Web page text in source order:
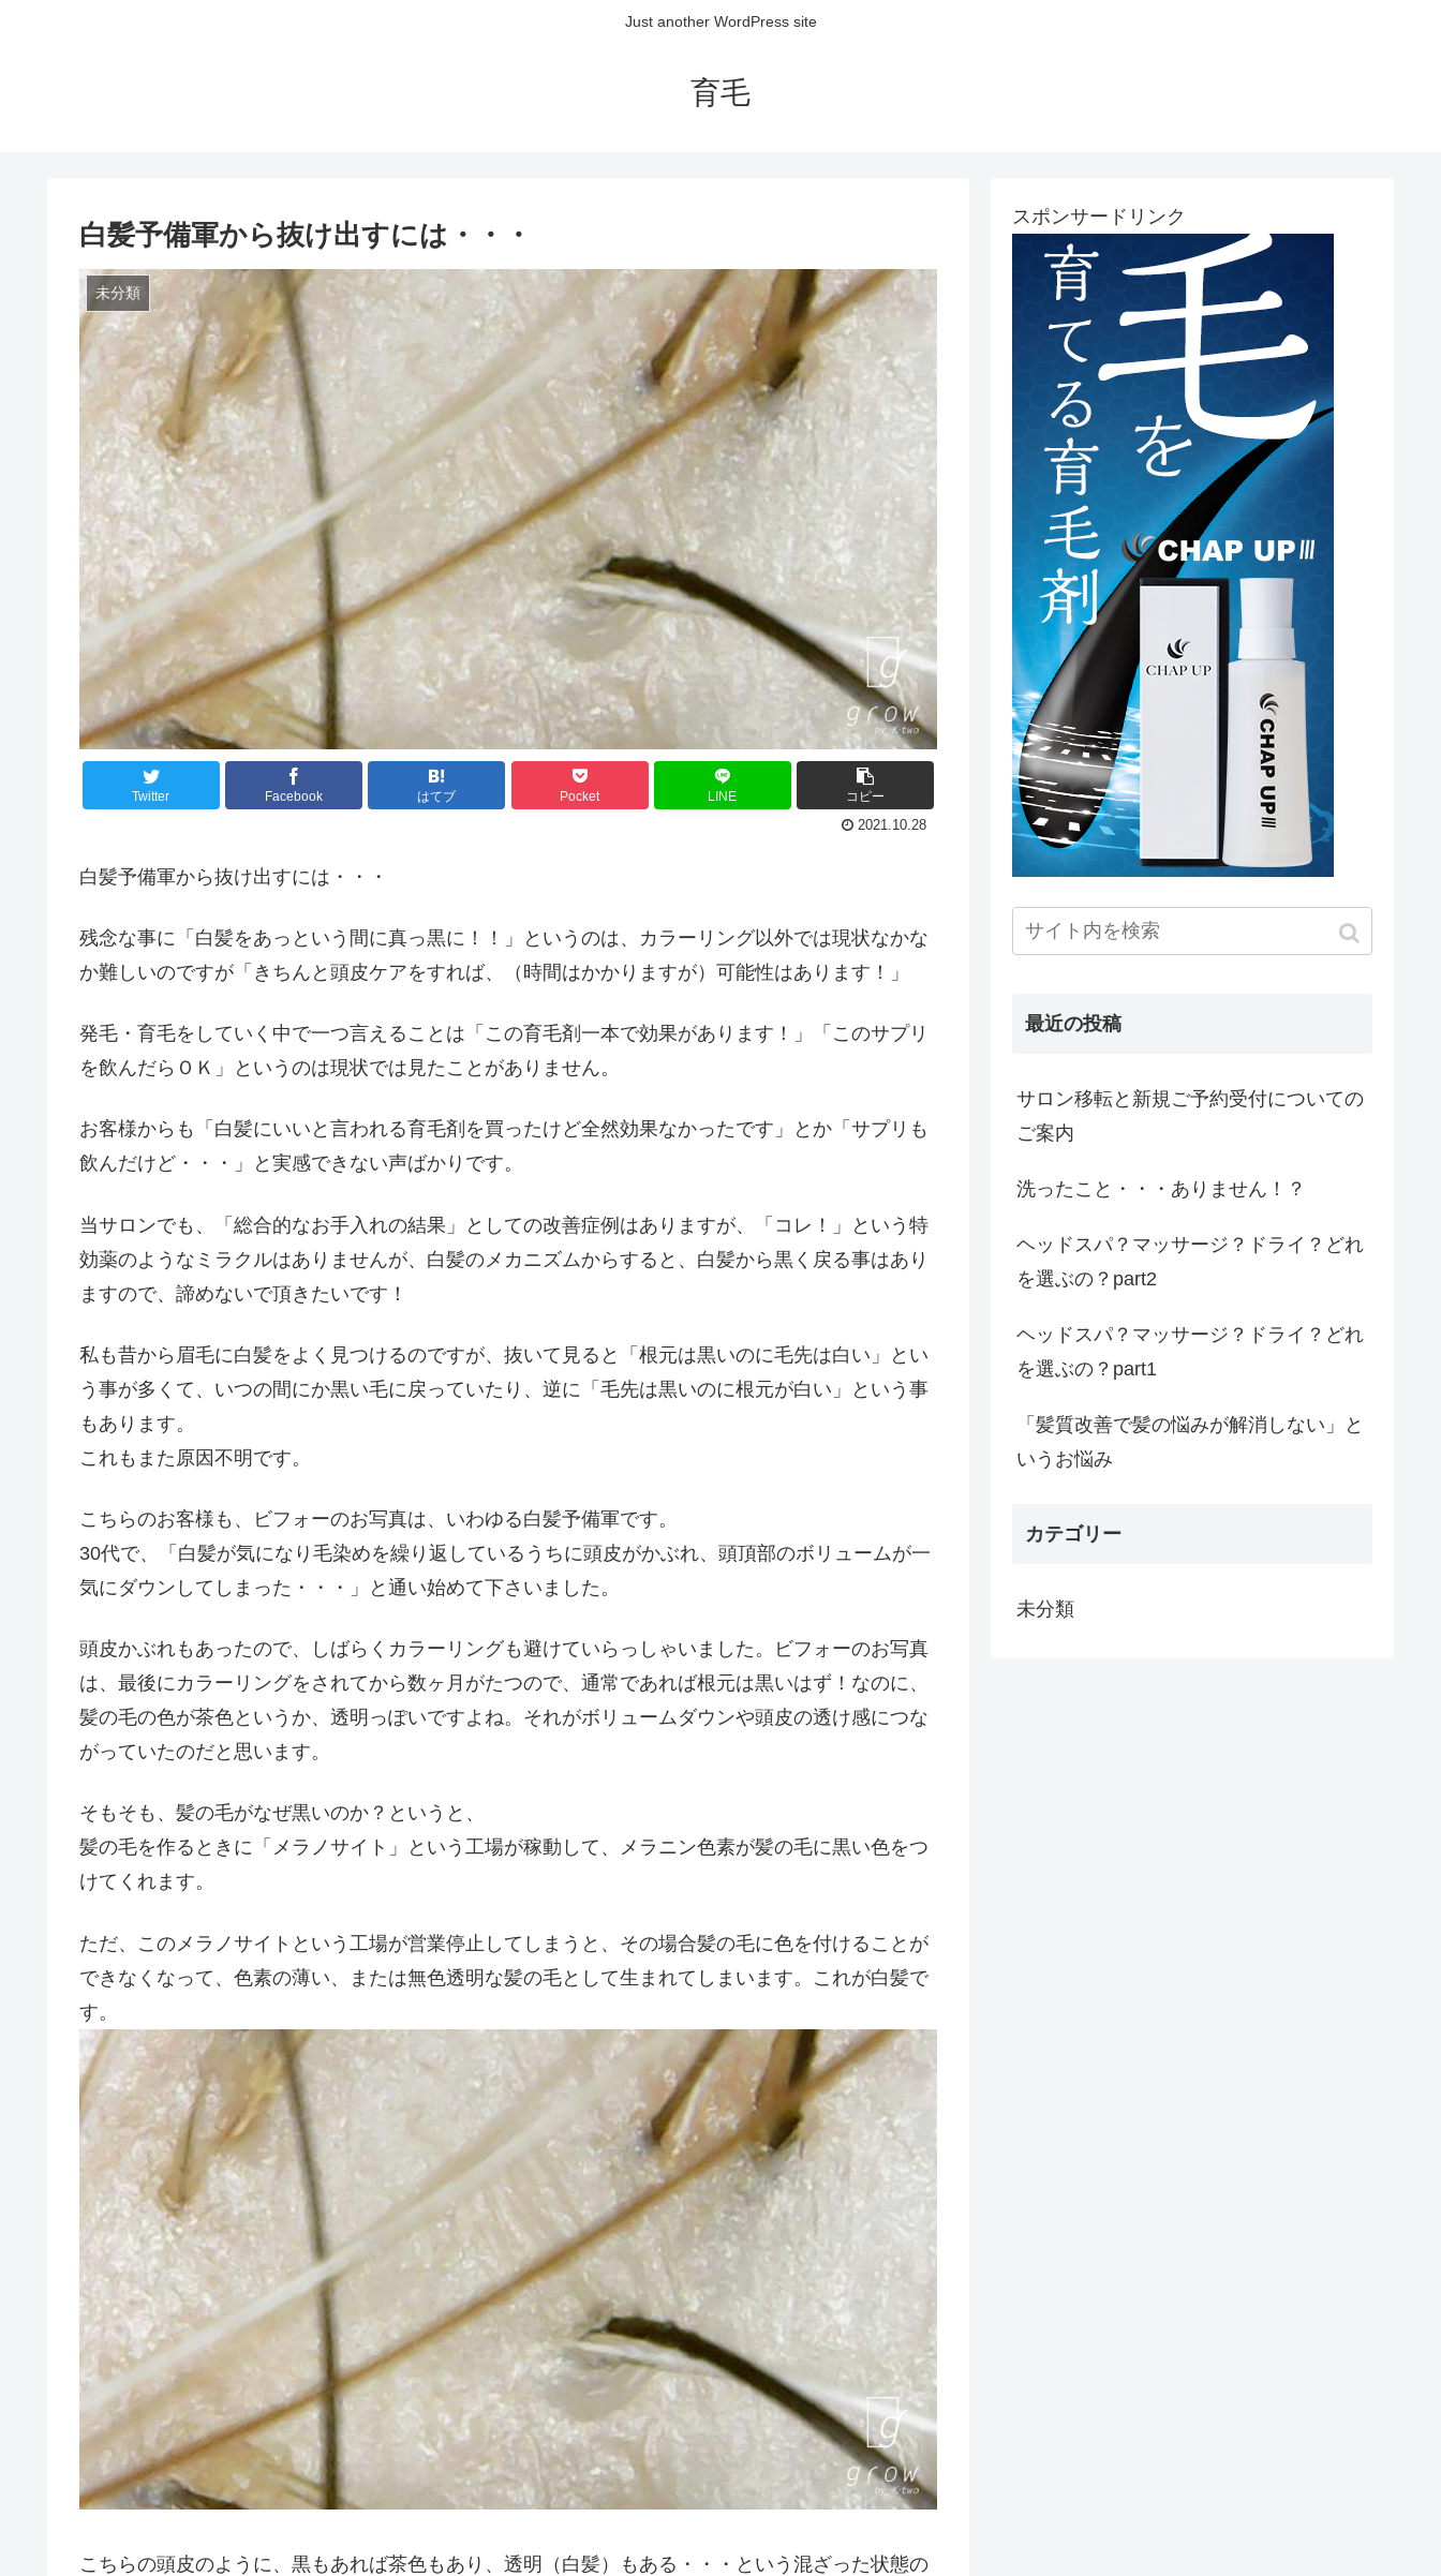
Just another WordPress site
育毛
白髪予備軍から抜け出すには・・・
未分類
Twitter Facebook はてブ Pocket LINE
コピー
2021.10.28
白髪予備軍から抜け出すには・・・
残念な事に「白髪をあっという間に真っ黒に！！」というのは、カラーリング以外では現状なかな
か難しいのですが「きちんと頭皮ケアをすれば、（時間はかかりますが）可能性はあります！」
発毛・育毛をしていく中で一つ言えることは「この育毛剤一本で効果があります！」「このサプリ
を飲んだらＯＫ」というのは現状では見たことがありません。
お客様からも「白髪にいいと言われる育毛剤を買ったけど全然効果なかったです」とか「サプリも
飲んだけど・・・」と実感できない声ばかりです。
当サロンでも、「総合的なお手入れの結果」としての改善症例はありますが、「コレ！」という特
効薬のようなミラクルはありませんが、白髪のメカニズムからすると、白髪から黒く戻る事はあり
ますので、諦めないで頂きたいです！
私も昔から眉毛に白髪をよく見つけるのですが、抜いて見ると「根元は黒いのに毛先は白い」とい
う事が多くて、いつの間にか黒い毛に戻っていたり、逆に「毛先は黒いのに根元が白い」という事
もあります。
これもまた原因不明です。
こちらのお客様も、ビフォーのお写真は、いわゆる白髪予備軍です。
30代で、「白髪が気になり毛染めを繰り返しているうちに頭皮がかぶれ、頭頂部のボリュームが一
気にダウンしてしまった・・・」と通い始めて下さいました。
頭皮かぶれもあったので、しばらくカラーリングも避けていらっしゃいました。ビフォーのお写真
は、最後にカラーリングをされてから数ヶ月がたつので、通常であれば根元は黒いはず！なのに、
髪の毛の色が茶色というか、透明っぽいですよね。それがボリュームダウンや頭皮の透け感につな
がっていたのだと思います。
そもそも、髪の毛がなぜ黒いのか？というと、
髪の毛を作るときに「メラノサイト」という工場が稼動して、メラニン色素が髪の毛に黒い色をつ
けてくれます。
ただ、このメラノサイトという工場が営業停止してしまうと、その場合髪の毛に色を付けることが
できなくなって、色素の薄い、または無色透明な髪の毛として生まれてしまいます。これが白髪で
す。
こちらの頭皮のように、黒もあれば茶色もあり、透明（白髪）もある・・・という混ざった状態の
スポンサードリンク
最近の投稿
サロン移転と新規ご予約受付についての
ご案内
洗ったこと・・・ありません！？
ヘッドスパ？マッサージ？ドライ？どれ
を選ぶの？part2
ヘッドスパ？マッサージ？ドライ？どれ
を選ぶの？part1
「髪質改善で髪の悩みが解消しない」と
いうお悩み
カテゴリー
未分類